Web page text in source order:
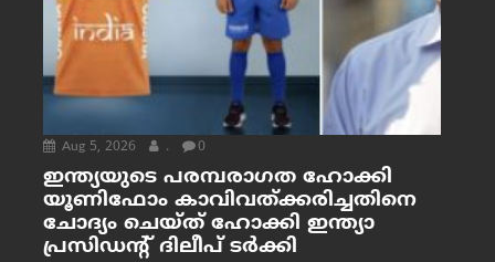
Aug 5, 2026 . 0
ഇന്ത്യയുടെ പരമ്പരാഗത ഹോക്കി
യൂണിഫോം കാവിവത്ക്കരിച്ചതിനെ
ചോദ്യം ചെയ്ത് ഹോക്കി ഇന്ത്യാ
പ്രസിഡന്റ് ദിലീപ് ടര്‍ക്കി